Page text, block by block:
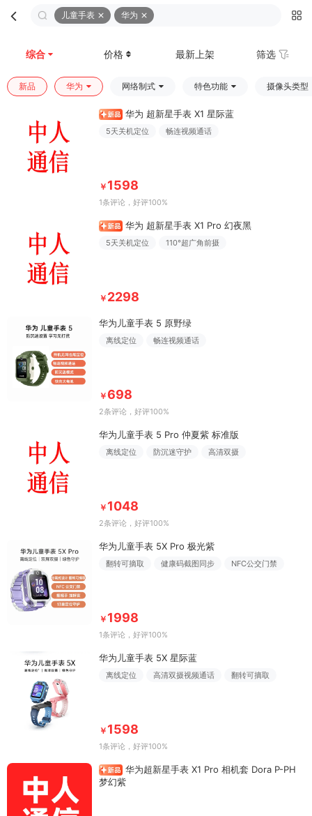
儿童手表 华为
综合 价格 最新上架 筛选
新品 华为 网络制式 特色功能 摄像头类型
华为 超新星手表 X1 星际蓝
5天关机定位 畅连视频通话
￥ 1598
1条评论 ，好评100%
华为 超新星手表 X1 Pro 幻夜黑
5天关机定位 110°超广角前摄
￥ 2298
华为儿童手表 5 原野绿
离线定位 畅连视频通话
￥698
2条评论 ，好评100%
华为儿童手表 5 Pro 仲夏紫 标准版
离线定位 防沉迷守护 高清双摄
￥ 1048
2条评论 ，好评100%
华为儿童手表 5X Pro 极光紫
翻转可摘取 健康码截图同步 NFC公交门禁
￥ 1998
1条评论 ，好评100%
华为儿童手表 5X 星际蓝
离线定位 高清双摄视频通话 翻转可摘取
￥ 1598
1条评论 ，好评100%
华为超新星手表 X1 Pro 相机套 Dora P-PH
梦幻紫